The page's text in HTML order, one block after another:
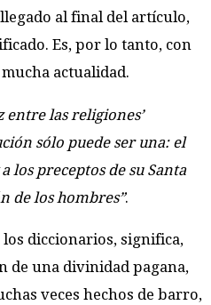
al final del artículo,
Es, por lo tanto, con
actualidad.
entre las religiones’
sólo puede ser una: el
los preceptos de su Santa
de los hombres”.
diccionarios, significa,
de una divinidad pagana,
veces hechos de barro,